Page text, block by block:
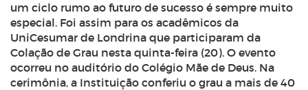
um ciclo rumo ao futuro de sucesso é sempre muito
especial. Foi assim para os acadêmicos da
UniCesumar de Londrina que participaram da
Colação de Grau nesta quinta-feira (20). O evento
ocorreu no auditório do Colégio Mãe de Deus. Na
cerimônia, a Instituição conferiu o grau a mais de 40